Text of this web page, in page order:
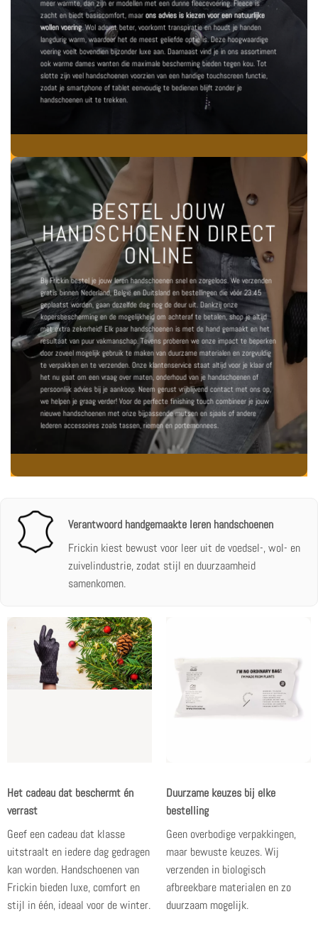
meer warmte, dan zijn er modellen met een dunne fleecevoering. Fleece is
zacht en biedt basiscomfort, maar ons advies is kiezen voor een natuurlijke
wollen voering. Wol ademt beter, voorkomt transpiratie en houdt je handen
langdurig warm, waardoor het de meest geliefde optie is. Deze hoogwaardige
voering voelt bovendien bijzonder luxe aan. Daarnaast vind je in ons assortiment
ook warme dames wantendie maximale bescherming bieden tegen kou. Tot
slotte zijn veel handschoenen voorzien van een handige touchscreen functie,
zodat je smartphone of tablet eenvoudig te bedienen blijft zonder je
handschoenen uit te trekken.
BESTEL JOUW
HANDSCHOENEN DIRECT
ONLINE
Bij Frickin bestel je jouw leren handschoenen snel en zorgeloos. We verzenden
gratis binnen Nederland, België en Duitsland en bestellingen die vóór 23:45
geplaatst worden, gaan dezelfde dag nog de deur uit. Dankzij onze
kopersbescherming en de mogelijkheid om achteraf te betalen, shop je altijd
met extra zekerheid! Elk paar handschoenen is met de hand gemaakt en het
resultaat van puur vakmanschap. Tevens proberen we onze impact te beperken
door zoveel mogelijk gebruik te maken van duurzame materialen en zorgvuldig
te verpakken en te verzenden. Onze klantenservice staat altijd voor je klaarof
het nu gaat om een vraag over maten, onderhoud van je handschoenen of
persoonlijk advies bij je aankoop. Neem gerust vrijblijvend contact met ons op,
we helpen je graag verder! Voor de perfecte finishing touch combineer je jouw
nieuwe handschoenen met onze bijpassendemutsen en sjaalsof andere
lederen accessoires zoals tassen,riemenen portemonnees.
Verantwoord handgemaakte leren handschoenen
Frickin kiest bewust voor leer uit de voedsel-, wol- en
zuivelindustrie, zodat stijl en duurzaamheid
samenkomen.
Het cadeau dat beschermt én
verrast
Geef een cadeau dat klasse
uitstraalt en iedere dag gedragen
kan worden. Handschoenen van
Frickin bieden luxe, comfort en
stijl in één, ideaal voor de winter.
Duurzame keuzes bij elke
bestelling
Geen overbodige verpakkingen,
maar bewuste keuzes. Wij
verzenden in biologisch
afbreekbare materialen enzo
duurzaam mogelijk.